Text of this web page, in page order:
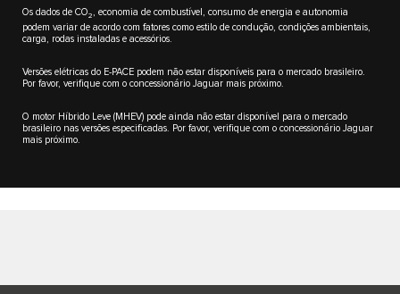
Os dados de CO2
, economia de combustível, consumo de energia e autonomia
podem variar de acordo com fatores como estilo de condução, condições ambientais,
carga, rodas instaladas e acessórios.
Versões elétricas do E-PACE podem não estar disponíveis para o mercado brasileiro.
Por favor, verifique com o concessionário Jaguar mais próximo.
O motor Híbrido Leve (MHEV) pode ainda não estar disponível para o mercado
brasileiro nas versões especificadas. Por favor, verifique com o concessionário Jaguar
mais próximo.